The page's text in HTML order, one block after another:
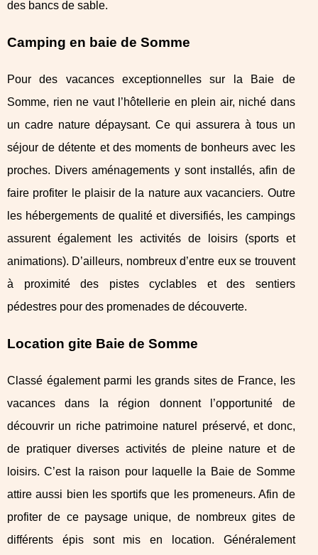
des bancs de sable.
Camping en baie de Somme
Pour des vacances exceptionnelles sur la Baie de
Somme, rien ne vaut l’hôtellerie en plein air, niché dans
un cadre nature dépaysant. Ce qui assurera à tous un
séjour de détente et des moments de bonheurs avec les
proches. Divers aménagements y sont installés, afin de
faire profiter le plaisir de la nature aux vacanciers. Outre
les hébergements de qualité et diversifiés, les campings
assurent également les activités de loisirs (sports et
animations). D’ailleurs, nombreux d’entre eux se trouvent
à proximité des pistes cyclables et des sentiers
pédestres pour des promenades de découverte.
Location gite Baie de Somme
Classé également parmi les grands sites de France, les
vacances dans la région donnent l’opportunité de
découvrir un riche patrimoine naturel préservé, et donc,
de pratiquer diverses activités de pleine nature et de
loisirs. C’est la raison pour laquelle la Baie de Somme
attire aussi bien les sportifs que les promeneurs. Afin de
profiter de ce paysage unique, de nombreux gites de
différents épis sont mis en location. Généralement